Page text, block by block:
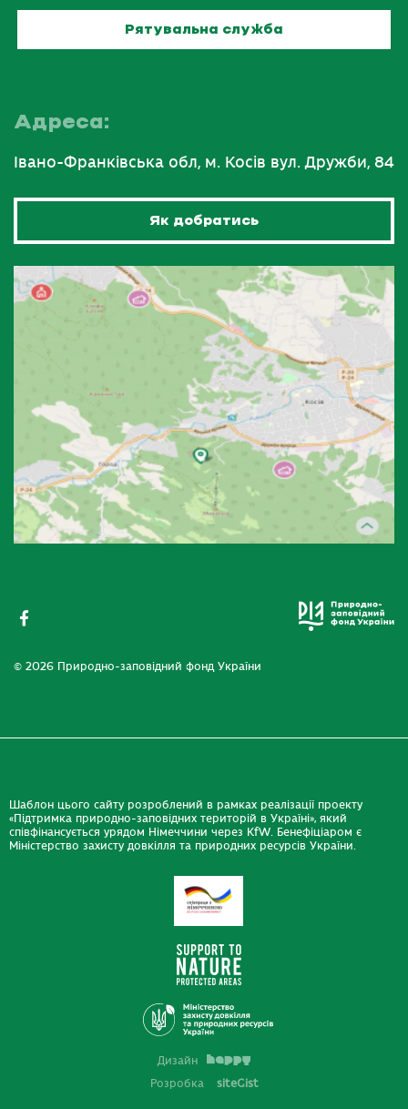
Рятувальна служба
Адреса:
Івано-Франківська обл, м. Косів вул. Дружби, 84
Як добратись
© 2026 Природно-заповідний фонд України
Шаблон цього сайту розроблений в рамках реалізації проекту
«Підтримка природно-заповідних територій в Україні», який
співфінансується урядом Німеччини через KfW. Бенефіціаром є
Міністерство захисту довкілля та природних ресурсів України.
Дизайн
Розробка
siteGist